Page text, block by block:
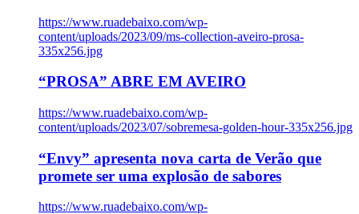
https://www.ruadebaixo.com/wp-
content/uploads/2023/09/ms-collection-aveiro-prosa-
335x256.jpg
“PROSA” ABRE EM AVEIRO
https://www.ruadebaixo.com/wp-
content/uploads/2023/07/sobremesa-golden-hour-335x256.jpg
“Envy” apresenta nova carta de Verão que
promete ser uma explosão de sabores
https://www.ruadebaixo.com/wp-